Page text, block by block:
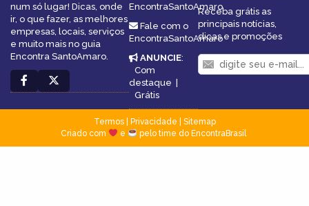
num só lugar! Dicas, onde
ir, o que fazer, as melhores
empresas, locais, serviços
e muito mais no guia
Encontra SantoAmaro.
EncontraSantoAmaro
Fale com o
EncontraSantoAmaro
ANUNCIE:
Com
destaque |
Grátis
Receba grátis as
principais notícias,
dicas e promoções
Termos| Privacidade
Sitemap
Criado com
e pelo time do EncontraBrasil